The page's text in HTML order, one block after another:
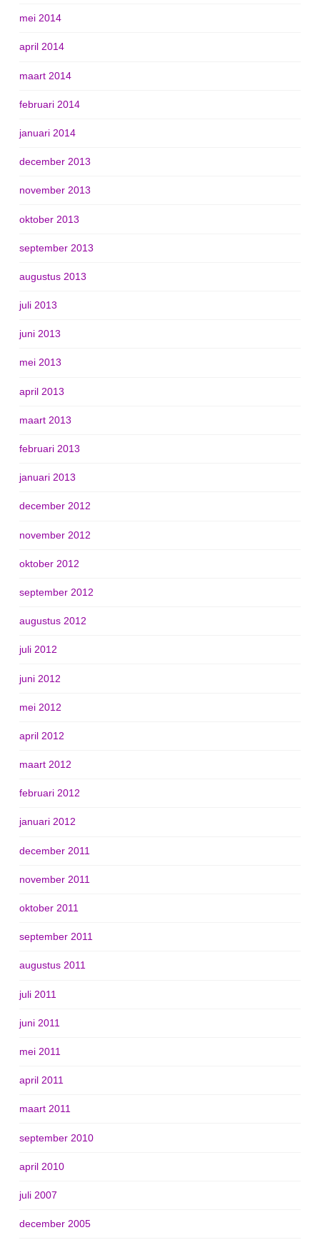
mei 2014
april 2014
maart 2014
februari 2014
januari 2014
december 2013
november 2013
oktober 2013
september 2013
augustus 2013
juli 2013
juni 2013
mei 2013
april 2013
maart 2013
februari 2013
januari 2013
december 2012
november 2012
oktober 2012
september 2012
augustus 2012
juli 2012
juni 2012
mei 2012
april 2012
maart 2012
februari 2012
januari 2012
december 2011
november 2011
oktober 2011
september 2011
augustus 2011
juli 2011
juni 2011
mei 2011
april 2011
maart 2011
september 2010
april 2010
juli 2007
december 2005